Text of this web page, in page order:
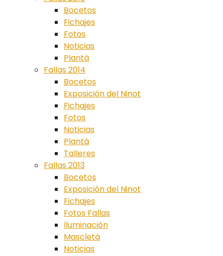
Bocetos
Fichajes
Fotos
Noticias
Plantà
Fallas 2014
Bocetos
Exposición del Ninot
Fichajes
Fotos
Noticias
Plantà
Talleres
Fallas 2013
Bocetos
Exposición del Ninot
Fichajes
Fotos Fallas
Iluminación
Mascletà
Noticias